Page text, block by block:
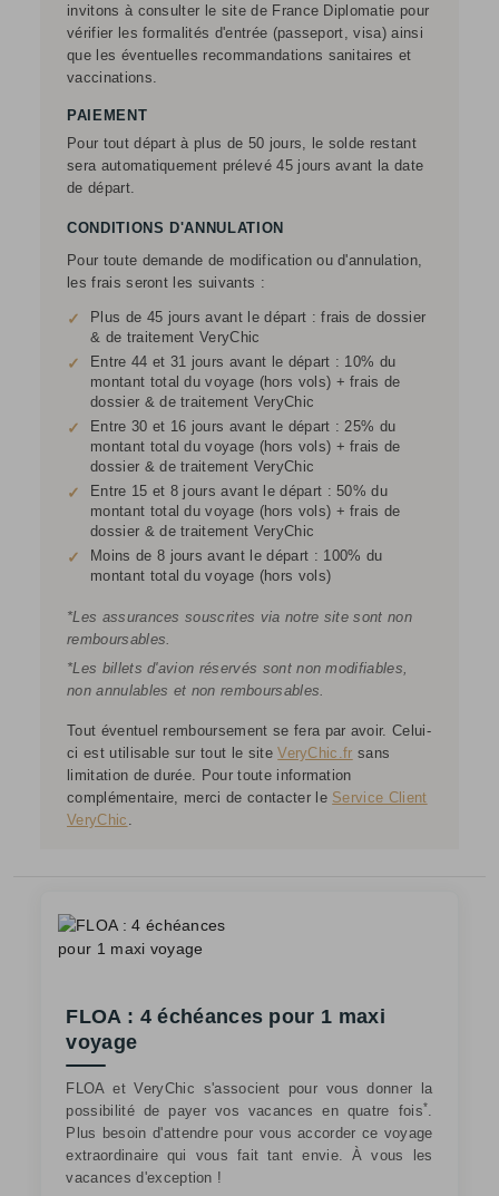
invitons à consulter le site de France Diplomatie pour
vérifier les formalités d'entrée (passeport, visa) ainsi
que les éventuelles recommandations sanitaires et
vaccinations.
PAIEMENT
Pour tout départ à plus de 50 jours, le solde restant
sera automatiquement prélevé 45 jours avant la date
de départ.
CONDITIONS D'ANNULATION
Pour toute demande de modification ou d'annulation,
les frais seront les suivants :
✓
Plus de 45 jours avant le départ : frais de dossier
& de traitement VeryChic
✓
Entre 44 et 31 jours avant le départ : 10% du
montant total du voyage (hors vols) + frais de
dossier & de traitement VeryChic
✓
Entre 30 et 16 jours avant le départ : 25% du
montant total du voyage (hors vols) + frais de
dossier & de traitement VeryChic
✓
Entre 15 et 8 jours avant le départ : 50% du
montant total du voyage (hors vols) + frais de
dossier & de traitement VeryChic
✓
Moins de 8 jours avant le départ : 100% du
montant total du voyage (hors vols)
*Les assurances souscrites via notre site sont non
remboursables.
*Les billets d'avion réservés sont non modifiables,
non annulables et non remboursables.
Tout éventuel remboursement se fera par avoir. Celui-
ci est utilisable sur tout le siteVeryChic.fr sans
limitation de durée. Pour toute information
complémentaire, merci de contacter le Service Client
VeryChic
FLOA : 4 échéances pour 1 maxi
voyage
FLOA et VeryChic s'associent pour vous donner la
possibilité de payer vos vacances en quatre fois*.
Plus besoin d'attendre pour vous accorder ce voyage
extraordinaire qui vous fait tant envie. À vous les
vacances d'exception !